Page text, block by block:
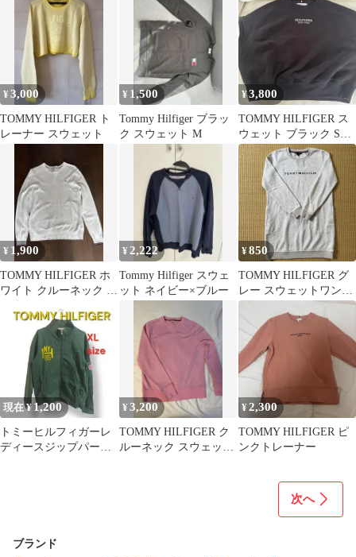
Mサイズ
¥3,000
TOMMY HILFIGER ト
レーナー スウェット
¥ 1,500
Tommy Hilfiger ブラッ
ク スウェット M
¥3,800
TOMMY HILFIGER ス
ウェット ブラック Sサ
イズ
¥ 1,900
TOMMY HILFIGER ホ
ワイト クルーネック セ
¥ 2,222
Tommy Hilfiger スウェ
ット ネイビー×ブルー
¥850
TOMMY HILFIGER グ
レー スウェットワンピ
ース XS
現在 ¥ 1,200
トミーヒルフィガーレ
ディースジップパーカ
¥3,200
TOMMY HILFIGER ク
ルーネック スウェット
¥2,300
TOMMY HILFIGER ピ
ンクトレーナー
次へ
ブランド